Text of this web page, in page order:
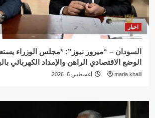
اخبار
السودان – “ميرور نيوز”: *مجلس الوزراء
الوضع الاقتصادي الراهن والإمداد الكهربائي
maria khalil أغسطس 6, 2026